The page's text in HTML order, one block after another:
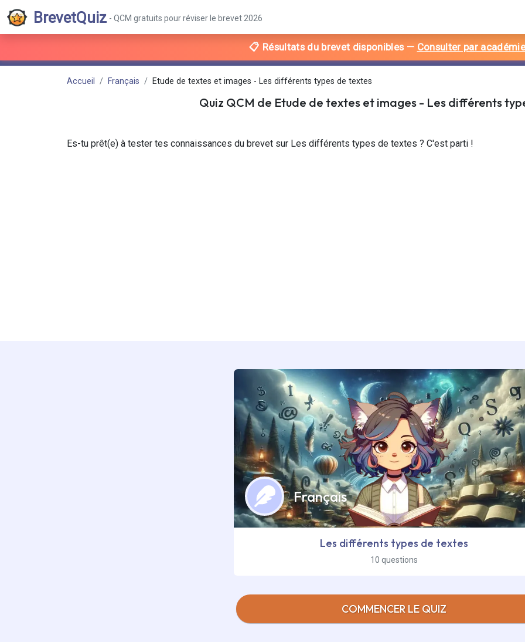
BrevetQuiz - QCM gratuits pour réviser le brevet 2026
📋 Résultats du brevet disponibles— Consulter par
Accueil Français Etude de textes et images - Les différents types de textes
Quiz QCM de Etude de textes et images - Les différents
Es-tu prêt(e) à tester tes connaissances du brevet sur Les différents types de textes ? C'est parti !
Français
Les différents types de textes
10 questions
COMMENCER LE QUIZ